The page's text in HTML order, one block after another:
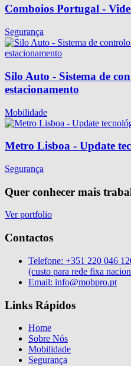
Comboios Portugal -
Segurança
Silo Auto - Sistema de
estacionamento
Mobilidade
Metro Lisboa - Update
Segurança
Quer conhecer mais
Ver portfolio
Contactos
Telefone: +351 220 046
(custo para rede fixa
Email: info@mobpro.pt
Links Rápidos
Home
Sobre Nós
Mobilidade
Segurança